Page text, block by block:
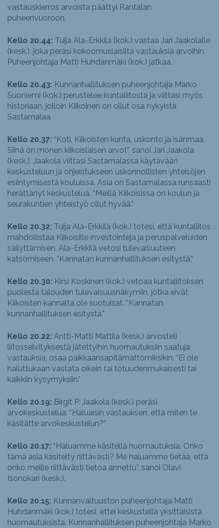
vastauskierros arvoista päättyi Rantalan
puheenvuoroon.
Kello 20.44: Tuija Ala-Erkkilä (kok.) vastaa Jari Jaakolalle
(kesk.), joka peräsi kokoomuslaisilta vastauksia arvoihin.
Puheenjohtaja Matti Huhdanmäki (kok.) jatkaa.
Kello 20.43: Kunnanhallituksen puheenjohtaja Marko
Suoniemi (kok.) perustelee kuntaliitosta ja viittasi myös
historiaan, jolloin Kiikoinen on ollut osa nykyistä
Sastamalaa.
Kello 20.37: “Koti, Kiikoisten kunta, uskonto ja isänmaa.
Siinä on monen kiikoislaisen arvot”, sanoi Jari Jaakola
(kesk.). Jaakola viittasi Sastamalassa käytävään
keskusteluun ja ohjeistukseen uskonnollisten yhteisöjen
esiintymisestä kouluissa. Asia on Sastamalassa runsaasti
herättänyt keskustelua. “Meillä Kiikoisissa on koulun ja
seurakuntien yhteistyö ollut hyvää.”
Kello 20.32: Tuija Ala-Erkkilä (kok.) totesi, että kuntaliitos
mahdollistaa Kiikoisille investointeja ja peruspalveluiden
säilyttämisen. Ala-Erkkilä vetosi tulevaisuuteen
katsomiseen. “Kannatan kunnanhallituksen esitystä.”
Kello 20.30: Kirsi Koskinen (kok.) vetoaa kuntaliitoksen
puolesta talouden tulevaisuusnäkymiin, jotka eivät
Kiikoisten kannalta ole suotuisat. “Kannatan
kunnanhallituksen esitystä.”
Kello 20.22: Antti-Matti Mattila (kesk.) arvosteli
liitosselvityksestä jätettyihin huomautuksiin saatuja
vastauksia, osaa paikkaansapitämättömiksikin. “Ei ole
haluttukaan vastata oikein tai totuudenmukaisesti tai
kaikkiin kysymyksiin.”
Kello 20.19: Birgit P. Jaakola (kesk.) peräsi
arvokeskustelua. “Haluaisin vastauksen, että miten te
käsitätte arvokeskustelun?”
Kello 20.17: “Haluamme käsitellä huomautuksia. Onko
tämä asia käsitelty riittävästi? Me haluamme tietää, että
onko meille riittävästi tietoa annettu”, sanoi Olavi
Isonokari (kesk.).
Kello 20.15: Kunnanvaltuuston puheenjohtaja Matti
Huhdanmäki (kok.) totesi, ettei keskustella yksittäisistä
huomautuksista. Kunnanhallituksen puheenjohtaja Marko